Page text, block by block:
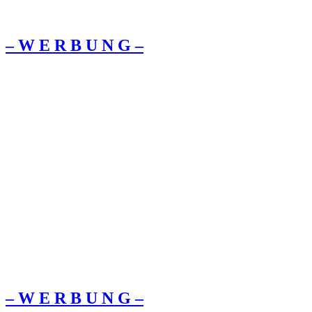
– W Ε R Β U Ν G –
– W Ε R Β U Ν G –